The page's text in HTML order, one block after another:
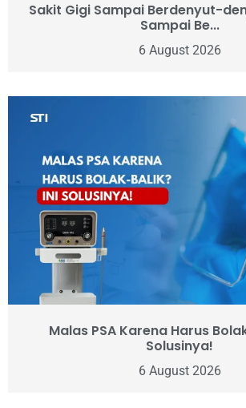
Sakit Gigi Sampai Berdenyut-
Sampai Be...
6 August 2026
Malas PSA Karena Harus
Solusinya!
6 August 2026